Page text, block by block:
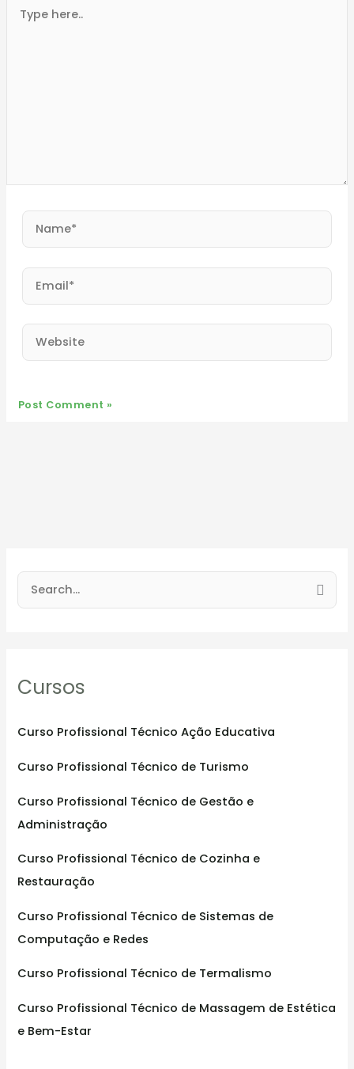
here..
Name*
Email*
Website
c
f
r
:
Cursos
Curso Profissional Técnico Ação Educativa
Curso Profissional Técnico de Turismo
Curso Profissional Técnico de Gestão e
Administração
Curso Profissional Técnico de Cozinha e
Restauração
Curso Profissional Técnico de Sistemas de
Computação e Redes
Curso Profissional Técnico de Termalismo
Curso Profissional Técnico de Massagem de Estética
e Bem-Estar